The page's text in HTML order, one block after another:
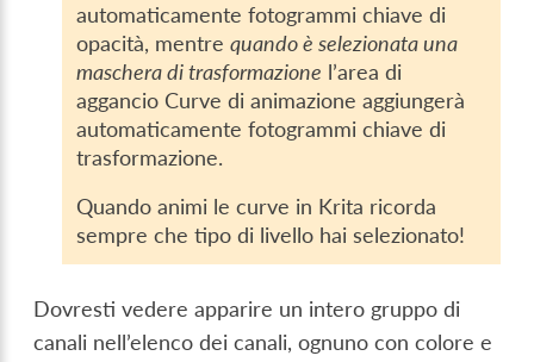
automaticamente fotogrammi chiave di
opacità, mentrequando è selezionata una
maschera di trasformazione l’area di
aggancio Curve di animazione aggiungerà
automaticamente fotogrammi chiave di
trasformazione.
Quando animi le curve in Krita ricorda
sempre che tipo di livello hai selezionato!
Dovresti vedere apparire un intero gruppo di
canali nell’elenco dei canali, ognuno con colore e